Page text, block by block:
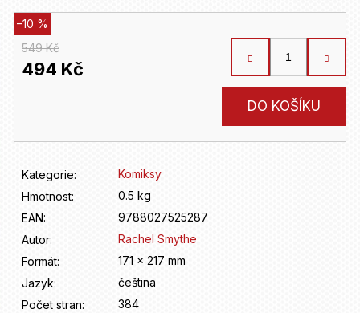
549 Kč
–10 %
494 Kč
DO KOŠÍKU
Kategorie:
Komiksy
Hmotnost:
0.5 kg
EAN:
9788027525287
Autor:
Rachel Smythe
Formát:
171 x 217 mm
Jazyk:
čeština
Počet stran:
384
?
HLEDAT
r
u
č
u
e
m
e